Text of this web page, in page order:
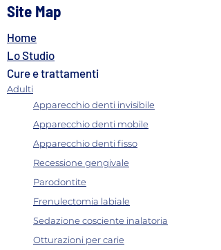
prezzo: tutto ciò che devi
sapere prima di scegliere
il trattamento
Site Map
Home
Lo Studio
Cure e trattamenti
Adulti
Apparecchio denti invisibile
Apparecchio denti mobile
Apparecchio denti fisso
Recessione gengivale
Parodontite
Frenulectomia labiale
Sedazione cosciente inalatoria
Otturazioni per carie